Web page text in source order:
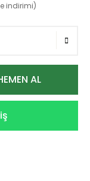
indirimi)
AL